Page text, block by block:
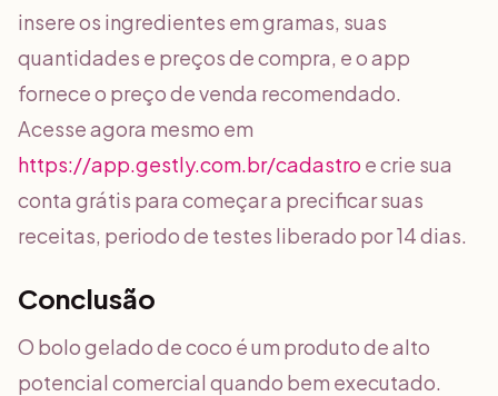
insere os ingredientes em gramas, suas
quantidades e preços de compra, e o app
fornece o preço de venda recomendado.
Acesse agora mesmo em
https://app.gestly.com.br/cadastro e crie sua
conta grátis para começar a precificar suas
receitas, periodo de testes liberado por 14 dias.
Conclusão
O bolo gelado de coco é um produto de alto
potencial comercial quando bem executado.